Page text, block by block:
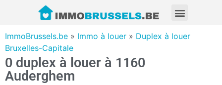
ImmoBrussels.be » Immo à louer » Duplex à louer
Bruxelles-Capitale
0 duplex à louer à 1160
Auderghem